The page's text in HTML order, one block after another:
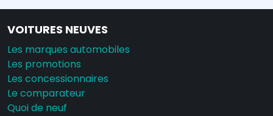
VOITURES NEUVES
Les marques automobiles
Les promotions
Les concessionnaires
Le comparateur
Quoi de neuf